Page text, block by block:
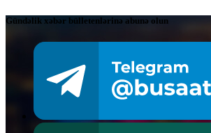
Gündəlik xəbər bülletenlərinə abunə olun